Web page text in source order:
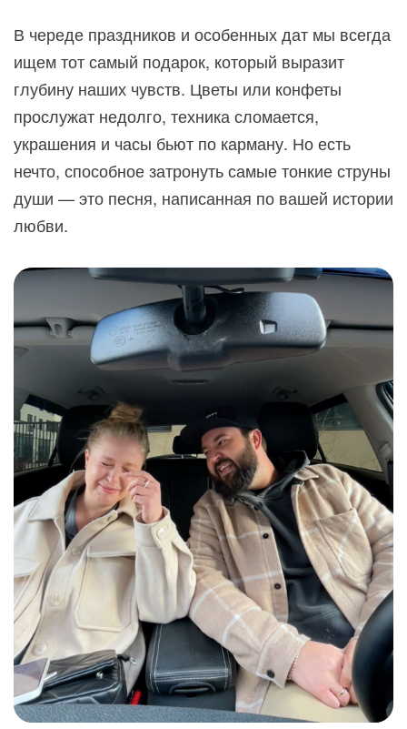
В череде праздников и особенных дат мы всегда
ищем тот самый подарок, который выразит
глубину наших чувств. Цветы или конфеты
прослужат недолго, техника сломается,
украшения и часы бьют по карману. Но есть
нечто, способное затронуть самые тонкие струны
души — это песня, написанная по вашей истории
любви.